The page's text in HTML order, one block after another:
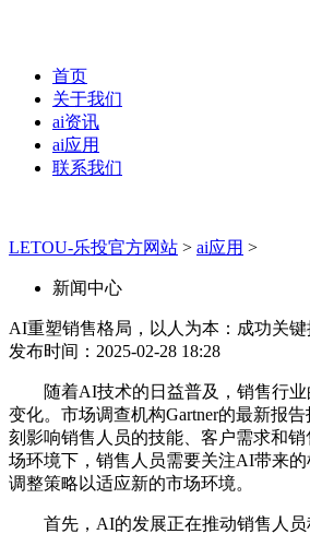
首页
关于我们
ai资讯
ai应用
联系我们
LETOU-乐投官方网站 > ai应用 >
新闻中心
AI重塑销售格局，以人为本：成功关
发布时间：2025-02-28 18:28
随着AI技术的日益普及，销售行业
变化。市场调查机构Gartner的最新报
刻影响销售人员的技能、客户需求和
场环境下，销售人员需要关注AI带来
调整策略以适应新的市场环境。
首先，AI的发展正在推动销售人员